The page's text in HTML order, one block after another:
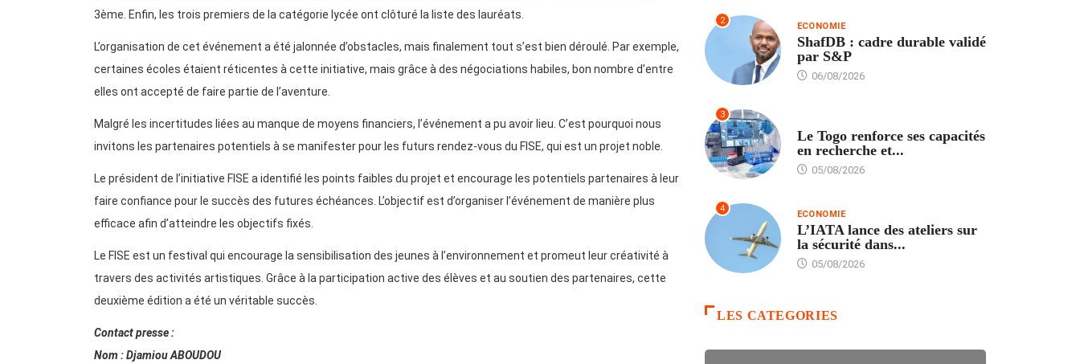
3ème. Enfin, les trois premiers de la catégorie lycée ont clôturé la liste des lauréats.
L’organisation de cet événement a été jalonnée d’obstacles, mais finalement tout s’est bien déroulé. Par exemple,
certaines écoles étaient réticentes à cette initiative, mais grâce à des négociations habiles, bon nombre d’entre
elles ont accepté de faire partie de l’aventure.
Malgré les incertitudes liées au manque de moyens financiers, l’événement a pu avoir lieu. C’est pourquoi nous
invitons les partenaires potentiels à se manifester pour les futurs rendez-vous du FISE, qui est un projet noble.
Le président de l’initiative FISE a identifié les points faibles du projet et encourage les potentiels partenaires à leur
faire confiance pour le succès des futures échéances. L’objectif est d’organiser l’événement de manière plus
efficace afin d’atteindre les objectifs fixés.
Le FISE est un festival qui encourage la sensibilisation des jeunes à l’environnement et promeut leur créativité à
travers des activités artistiques. Grâce à la participation active des élèves et au soutien des partenaires, cette
deuxième édition a été un véritable succès.
Contact presse :
Nom : Djamiou ABOUDOU
2 ECONOMIE
ShafDB : cadre durable validé
par S&P
06/08/2026
3
Le Togo renforce ses capacités
en recherche et...
05/08/2026
4 ECONOMIE
L’IATA lance des ateliers sur
la sécurité dans...
05/08/2026
LES CATEGORIES